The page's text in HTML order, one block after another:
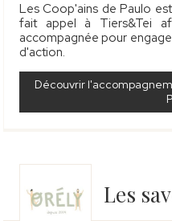
Les Coop'ains de Paulo
fait appel à Tiers&Tei
accompagnée pour
d'action.
Découvrir
Les